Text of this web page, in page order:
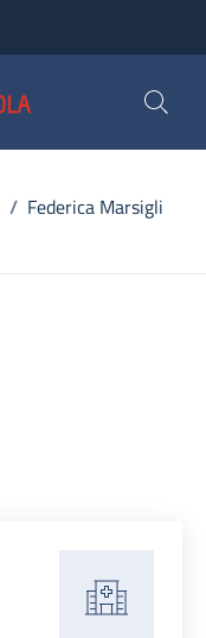
/ Federica Marsigli